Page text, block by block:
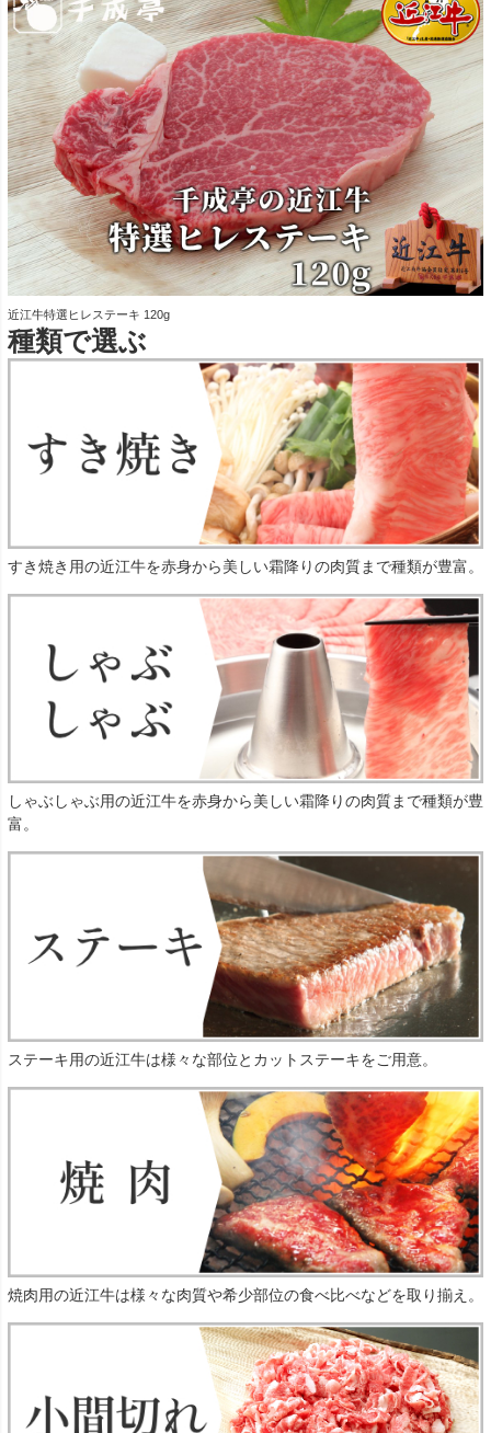
近江牛特選ヒレステーキ 120g
種類で選ぶ
すき焼き用の近江牛を赤身から美しい霜降りの肉質まで種類が豊富。
しゃぶしゃぶ用の近江牛を赤身から美しい霜降りの肉質まで種類が豊
富。
ステーキ用の近江牛は様々な部位とカットステーキをご用意。
焼肉用の近江牛は様々な肉質や希少部位の食べ比べなどを取り揃え。